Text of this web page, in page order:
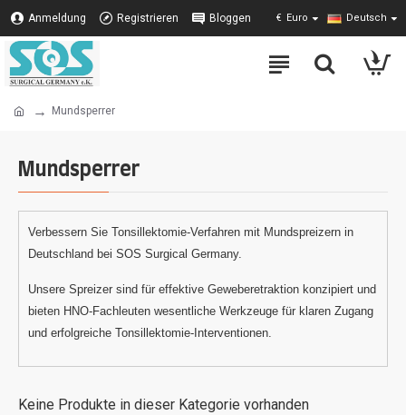
Anmeldung Registrieren Bloggen € Euro Deutsch
Mundsperrer
Mundsperrer
Verbessern Sie Tonsillektomie-Verfahren mit Mundspreizern in
Deutschland bei SOS Surgical Germany.
Unsere Spreizer sind für effektive Geweberetraktion konzipiert und
bieten HNO-Fachleuten wesentliche Werkzeuge für klaren Zugang
und erfolgreiche Tonsillektomie-Interventionen.
Keine Produkte in dieser Kategorie vorhanden